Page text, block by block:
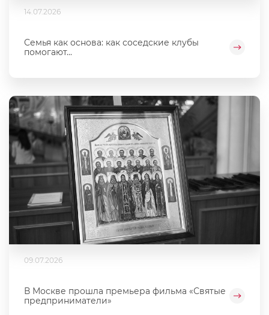
14.07.2026
Семья как основа: как соседские клубы
помогают...
09.07.2026
В Москве прошла премьера фильма «Святые
предприниматели»